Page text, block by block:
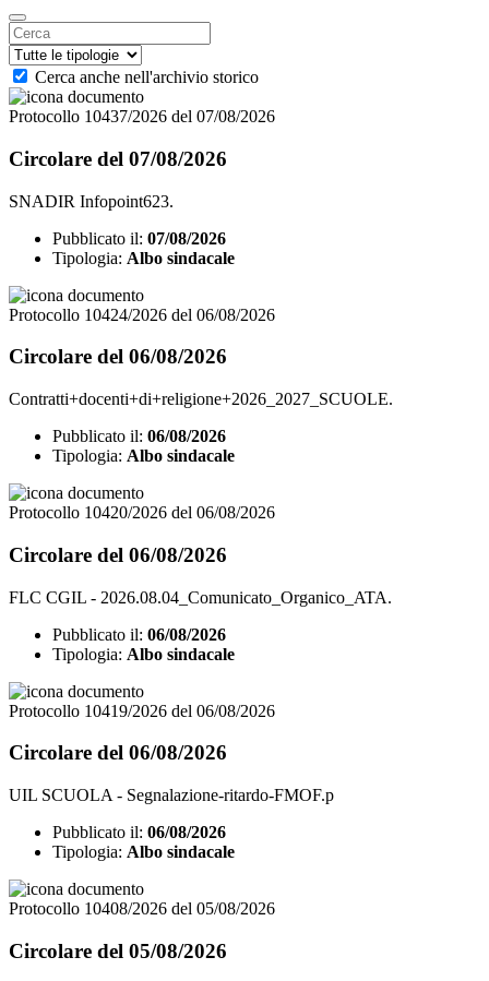
Cerca anche nell'archivio storico
Protocollo 10437/2026 del 07/08/2026
Circolare del 07/08/2026
SNADIR Infopoint623.
Pubblicato il: 07/08/2026
Tipologia: Albo sindacale
Protocollo 10424/2026 del 06/08/2026
Circolare del 06/08/2026
Contratti+docenti+di+religione+2026_2027_SCUOLE.
Pubblicato il: 06/08/2026
Tipologia: Albo sindacale
Protocollo 10420/2026 del 06/08/2026
Circolare del 06/08/2026
FLC CGIL - 2026.08.04_Comunicato_Organico_ATA.
Pubblicato il: 06/08/2026
Tipologia: Albo sindacale
Protocollo 10419/2026 del 06/08/2026
Circolare del 06/08/2026
UIL SCUOLA - Segnalazione-ritardo-FMOF.p
Pubblicato il: 06/08/2026
Tipologia: Albo sindacale
Protocollo 10408/2026 del 05/08/2026
Circolare del 05/08/2026